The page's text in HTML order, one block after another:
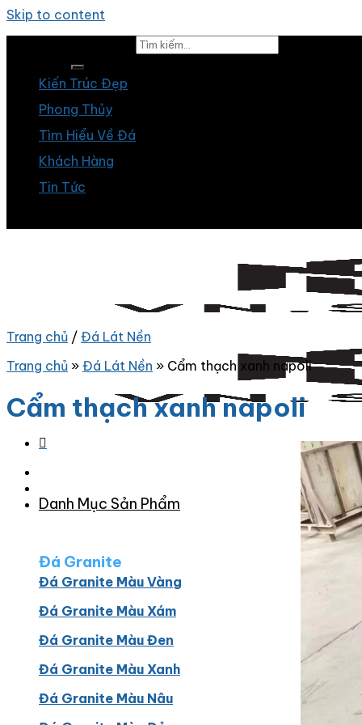
Skip to content
Kiến Trúc Đẹp
Phong Thủy
Tìm Hiểu Về Đá
Khách Hàng
Tin Tức
Danh Mục Sản Phẩm
Đá Granite
Đá Granite Màu Vàng
Đá Granite Màu Xám
Đá Granite Màu Đen
Đá Granite Màu Xanh
Đá Granite Màu Nâu
Trang chủ / Đá Lát Nền
Trang chủ » Đá Lát Nền » Cẩm thạch xanh napoli
Cẩm thạch xanh napoli